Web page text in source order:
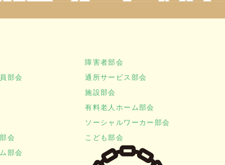
部会
会
部会
障害者部会
通所サービス部会
施設部会
有料老人ホーム部会
ソーシャルワーカー部会
こども部会